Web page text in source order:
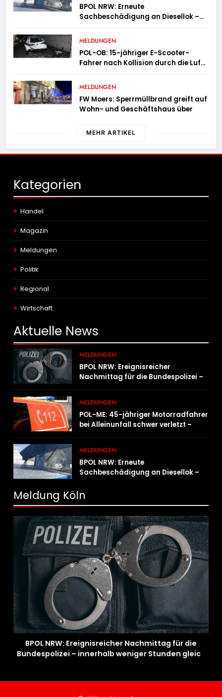
BPOL NRW: Erneute
Sachbeschädigung an Diesellok –
MELDUNGEN
POL-OB: 15-jähriger E-Scooter-
Fahrer nach Kollision durch die Luft
MELDUNGEN
FW Moers: Sperrmüllbrand greift auf
Wohn- und Geschäftshaus über
MEHR ARTIKEL
Kategorien
Handel
Magazin
Meldungen
Politik
Regional
Wirtschaft
Aktuelle News
MELDUNGEN
BPOL NRW: Ereignisreicher
Nachmittag für die Bundespolizei –
MELDUNGEN
POL-ME: 45-jähriger Motorradfahrer
bei Alleinunfall schwer verletzt –
MELDUNGEN
BPOL NRW: Erneute
Sachbeschädigung an Diesellok –
Meldung Köln
BPOL NRW: Ereignisreicher Nachmittag für die
Bundespolizei – innerhalb weniger Stunden gleich